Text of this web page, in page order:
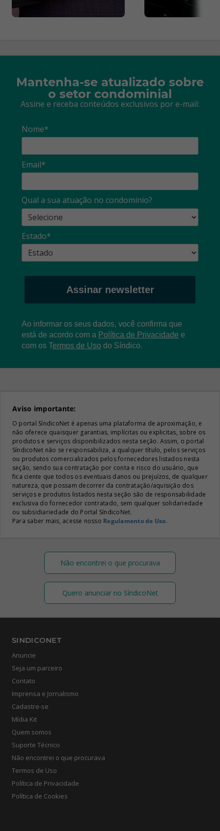
Mantenha-se atualizado sobre
o setor condominial
Assine e receba conteúdos exclusivos por e-mail:
Nome*
Email*
Qual a sua atuação no condomínio?
Estado*
Assinar newsletter
Ao informar os seus dados, você confirma que
está de acordo com a Política de Privacidade e
com os Termos de Uso do Síndico.
Aviso importante:
O portal SíndicoNet é apenas uma plataforma de aproximação, e
não oferece quaisquer garantias, implícitas ou explicitas, sobre os
produtos e serviços disponibilizados nesta seção. Assim, o portal
SíndicoNet não se responsabiliza, a qualquer título, pelos serviços
ou produtos comercializados pelos fornecedores listados nesta
seção, sendo sua contratação por conta e risco do usuário, que
fica ciente que todos os eventuais danos ou prejuízos, de qualquer
natureza, que possam decorrer da contratação/aquisição dos
serviços e produtos listados nesta seção são de responsabilidade
exclusiva do fornecedor contratado, sem qualquer solidariedade
ou subsidiariedade do Portal SíndicoNet.
Para saber mais, acesse nosso Regulamento de Uso.
Não encontrei o que procurava
Quero anunciar no SíndicoNet
SINDICONET
Anuncie
Seja um parceiro
Contato
Imprensa e Jornalismo
Cadastre-se
Mídia Kit
Quem somos
Suporte Técnico
Não encontrei o que procurava
Termos de Uso
Política de Privacidade
Política de Cookies